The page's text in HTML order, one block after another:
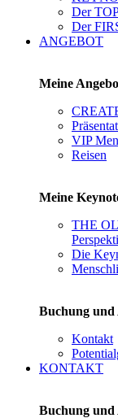
Der
Der
ANGEBOT
Meine
VIP
Reisen
Meine
THE
Die
Buchung und
Kontakt
KONTAKT
Buchung und